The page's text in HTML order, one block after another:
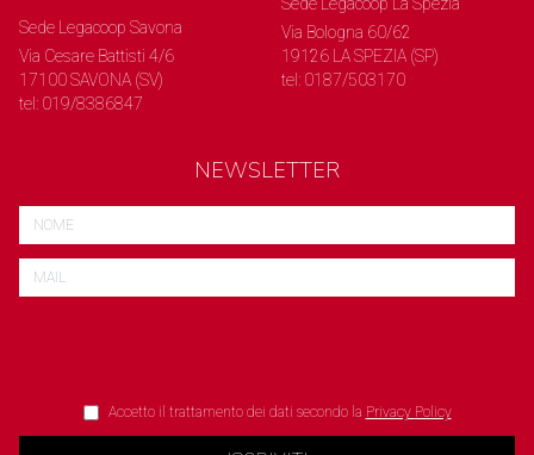
Sede Legacoop Savona
Via Cesare Battisti 4/6
17100 SAVONA (SV)
tel: 019/8386847
Via Bologna 60/62
19126 LA SPEZIA (SP)
tel: 0187/503170
NEWSLETTER
Accetto il trattamento dei dati secondo la Privacy Policy